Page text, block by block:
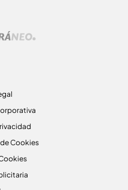
Cookies